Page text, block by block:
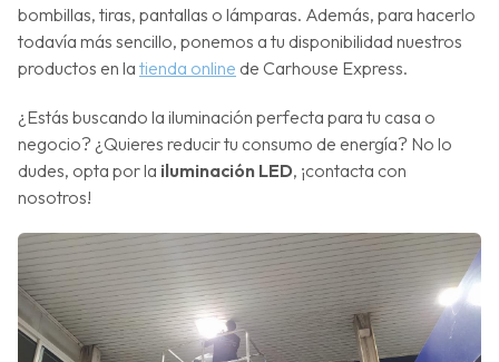
bombillas, tiras, pantallas o lámparas. Además, para hacerlo
todavía más sencillo, ponemos a tu disponibilidad nuestros
productos en la tienda online de Carhouse Express.
¿Estás buscando la iluminación perfecta para tu casa o
negocio? ¿Quieres reducir tu consumo de energía? No lo
dudes, opta por la iluminación LED, ¡contacta con
nosotros!